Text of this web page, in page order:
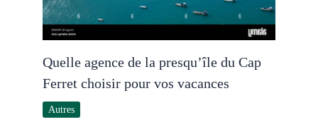
Quelle agence de la presqu’île du Cap
Ferret choisir pour vos vacances
Autres